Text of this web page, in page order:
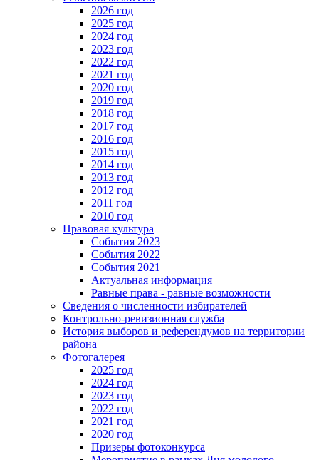
2026 год
2025 год
2024 год
2023 год
2022 год
2021 год
2020 год
2019 год
2018 год
2017 год
2016 год
2015 год
2014 год
2013 год
2012 год
2011 год
2010 год
Правовая культура
События 2023
События 2022
События 2021
Актуальная информация
Равные права - равные возможности
Сведения о численности избирателей
Контрольно-ревизионная служба
История выборов и референдумов на территории
района
Фотогалерея
2025 год
2024 год
2023 год
2022 год
2021 год
2020 год
Призеры фотоконкурса